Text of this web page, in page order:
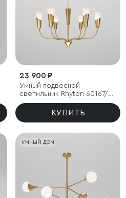
23 900 ₽
Умный подвесной
светильник Rhyton 60167/6
латунь
КУПИТЬ
УМНЫЙ ДОМ